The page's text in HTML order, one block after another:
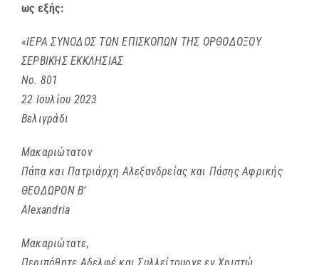
ως εξής:
«ΙΕΡΑ ΣΥΝΟΔΟΣ ΤΩΝ ΕΠΙΣΚΟΠΩΝ ΤΗΣ ΟΡΘΟΔΟΞΟΥ
ΣΕΡΒΙΚΗΣ ΕΚΚΛΗΣΙΑΣ
No. 801
22 Ιουλίου 2023
Βελιγράδι
Μακαριώτατον
Πάπα και Πατριάρχη Αλεξανδρείας και Πάσης Αφρικής
ΘΕΟΔΩΡΟΝ Β’
Alexandria
Μακαριώτατε,